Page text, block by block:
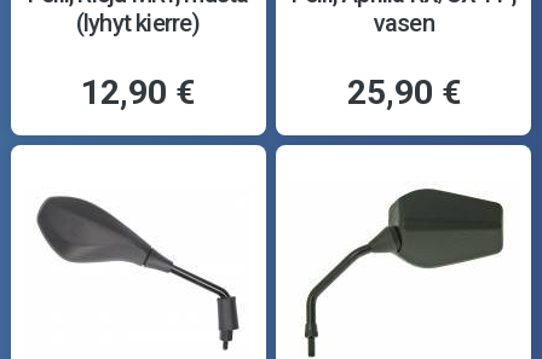
(lyhyt kierre)
12,90 €
vasen
25,90 €